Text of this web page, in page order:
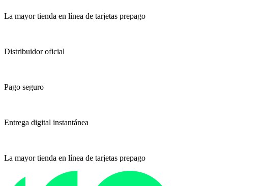
La mayor tienda en línea de tarjetas prepago
Distribuidor oficial
Pago seguro
Entrega digital instantánea
La mayor tienda en línea de tarjetas prepago